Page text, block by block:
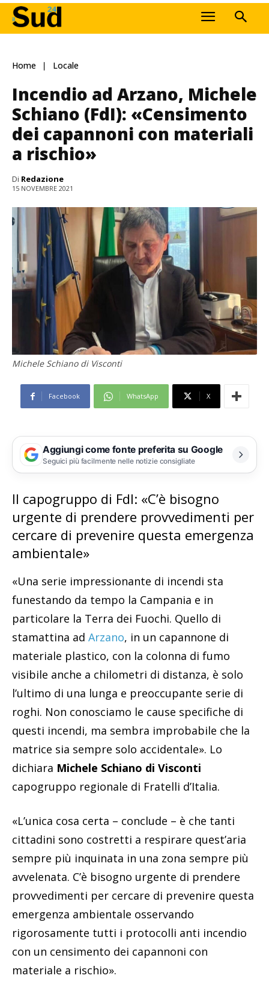
Home Locale
Incendio ad Arzano, Michele
Schiano (FdI): «Censimento
dei capannoni con materiali
a rischio»
Di Redazione
15 NOVEMBRE 2021
Michele Schiano di Visconti
Facebook WhatsApp X
Aggiungi come fonte preferita su Google
Seguici più facilmente nelle notizie consigliate
Il capogruppo di FdI: «C’è bisogno
urgente di prendere provvedimenti per
cercare di prevenire questa emergenza
ambientale»
«Una serie impressionante di incendi sta
funestando da tempo la Campania e in
particolare la Terra dei Fuochi. Quello di
stamattina ad Arzano, in un capannone di
materiale plastico, con la colonna di fumo
visibile anche a chilometri di distanza, è solo
l’ultimo di una lunga e preoccupante serie di
roghi. Non conosciamo le cause specifiche di
questi incendi, ma sembra improbabile che la
matrice sia sempre solo accidentale». Lo
dichiara Michele Schiano di Visconti
capogruppo regionale di Fratelli d’Italia.
«L’unica cosa certa – conclude – è che tanti
cittadini sono costretti a respirare quest’aria
sempre più inquinata in una zona sempre più
avvelenata. C’è bisogno urgente di prendere
provvedimenti per cercare di prevenire questa
emergenza ambientale osservando
rigorosamente tutti i protocolli anti incendio
con un censimento dei capannoni con
materiale a rischio».